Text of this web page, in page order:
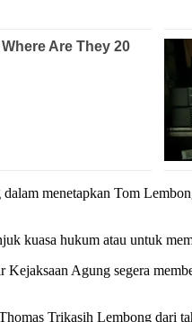
menetapkan Tom
kuasa hukum atau untuk
Agung segera
Trikasih Lembong dari